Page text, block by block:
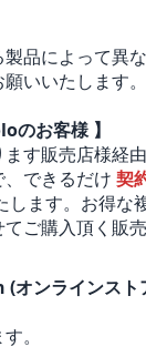
品によって異
いいたします。
のお客様 】
す販売店様経
できるだけ 契
ます。お得な
ご購入頂く販
(オンラインス
。